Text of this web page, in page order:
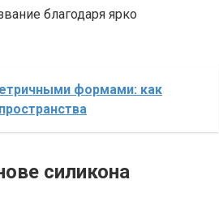
благодаря ярко
формами: как
силикона